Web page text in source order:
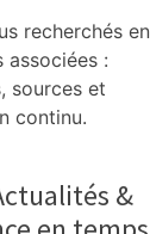
recherchés en
associées :
sources et
continu.
&